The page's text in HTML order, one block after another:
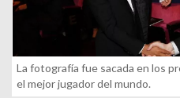
La fotografía fue sacada en los
el mejor jugador del mundo.